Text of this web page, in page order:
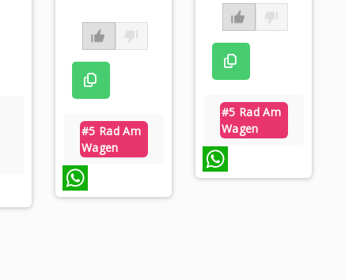
#5 Rad Am
Wagen
#5 Rad Am
Wagen